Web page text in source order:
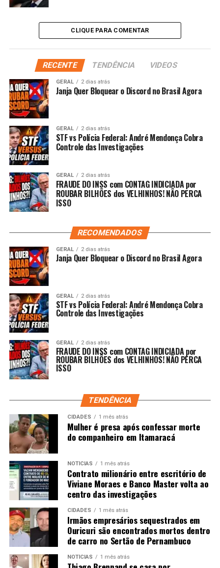
CLIQUE PARA COMENTAR
RECENTE TENDÊNCIA VIDEOS
GERAL 2 dias atrás
Janja Quer Bloquear o Discord no Brasil Agora
GERAL 2 dias atrás
STF vs Polícia Federal: André Mendonça Cobra
Controle das Investigações
GERAL 2 dias atrás
FRAUDE DO INSS com CONTAG INDICIADA por
ROUBAR BILHÕES dos VELHINHOS! NÃO PERCA
ISSO
RECOMENDADOS
GERAL 2 dias atrás
Janja Quer Bloquear o Discord no Brasil Agora
GERAL 2 dias atrás
STF vs Polícia Federal: André Mendonça Cobra
Controle das Investigações
GERAL 2 dias atrás
FRAUDE DO INSS com CONTAG INDICIADA por
ROUBAR BILHÕES dos VELHINHOS! NÃO PERCA
ISSO
TENDÊNCIA
CIDADES 1 mês atrás
Mulher é presa após confessar morte
do companheiro em Itamaracá
NOTÍCIAS 1 mês atrás
Contrato milionário entre escritório de
Viviane Moraes e Banco Master volta ao
centro das investigações
CIDADES 1 mês atrás
Irmãos empresários sequestrados em
Ouricuri são encontrados mortos dentro
de carro no Sertão de Pernambuco
NOTÍCIAS 1 mês atrás